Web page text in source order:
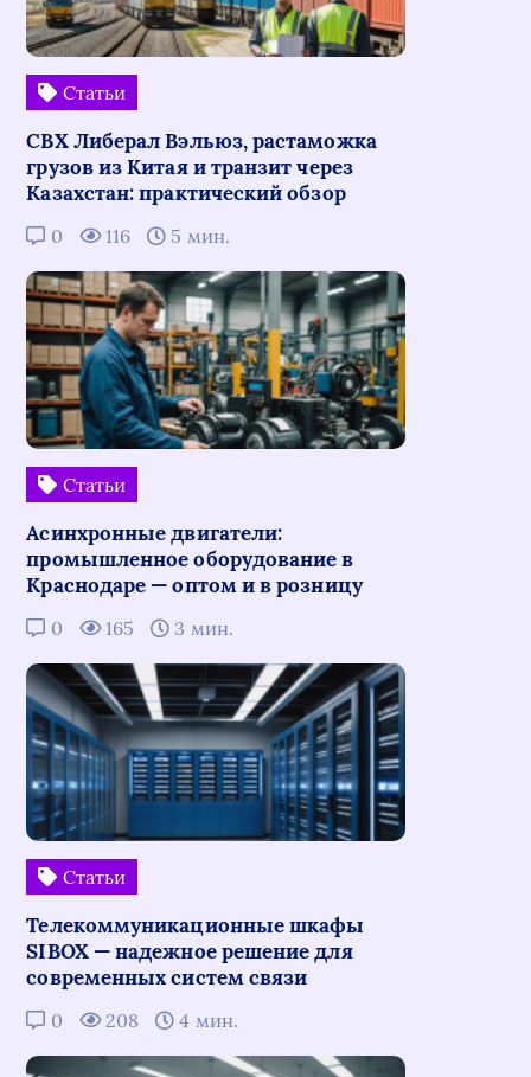
Статьи
СВХ Либерал Вэльюз, растаможка
грузов из Китая и транзит через
Казахстан: практический обзор
0 116 5 мин.
Статьи
Асинхронные двигатели:
промышленное оборудование в
Краснодаре — оптом и в розницу
0 165 3 мин.
Статьи
Телекоммуникационные шкафы
SIBOX — надежное решение для
современных систем связи
0 208 4 мин.